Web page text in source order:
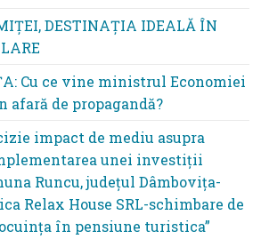
DESTINAȚIA IDEALĂ ÎN
Cu ce vine ministrul Economiei
afară de propagandă?
impact de mediu asupra
unei investiții
Runcu, județul Dâmbovița-
Relax House SRL-schimbare de
în pensiune turistica”